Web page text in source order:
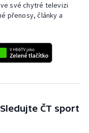
ve své chytré televizi
přenosy, články a
ČT sport